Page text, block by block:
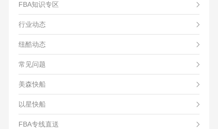
FBA知识专区
行业动态
纽酷动态
常见问题
美森快船
以星快船
FBA专线直送